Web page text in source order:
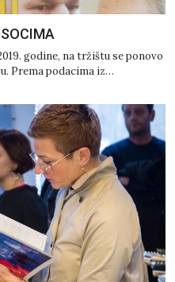
godine, na tržištu se ponovo
Prema podacima iz…